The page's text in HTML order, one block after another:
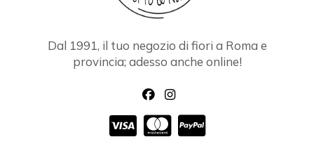
Dal 1991, il tuo negozio di fiori a Roma e
provincia; adesso anche online!